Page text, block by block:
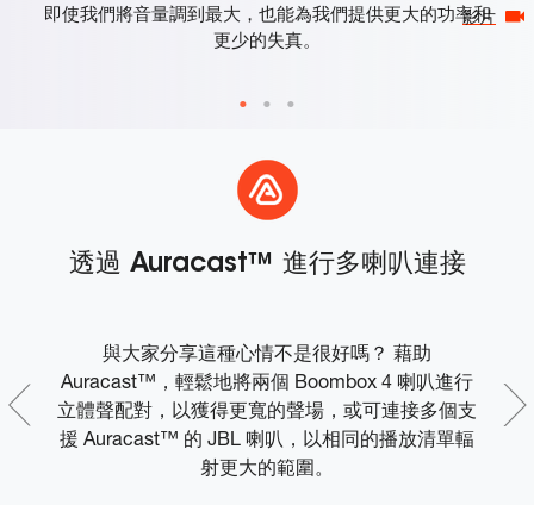
影片
即使我們將音量調到最大，也能為我們提供更大的功率和
更少的失真。
透過 Auracast™ 進行多喇叭連接
與大家分享這種心情不是很好嗎？ 藉助
Auracast™，輕鬆地將兩個 Boombox 4 喇叭進行
立體聲配對，以獲得更寬的聲場，或可連接多個支
援 Auracast™ 的 JBL 喇叭，以相同的播放清單輻
射更大的範圍。